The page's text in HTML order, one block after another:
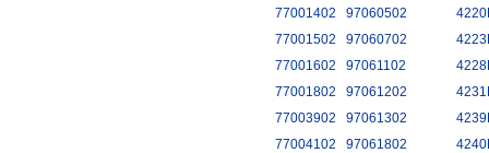
77001402 97060502
77001502
97060702
77001602
97061102
77001802
97061202
77003902
97061302
77004102
97061802